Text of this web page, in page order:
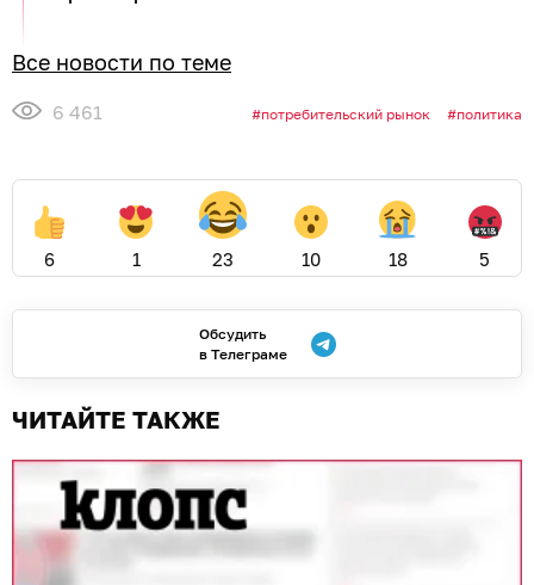
Все новости по теме
6 461 потребительский рынок политика
6 1 23 10 18 5
Обсудить
в Телеграме
ЧИТАЙТЕ ТАКЖЕ